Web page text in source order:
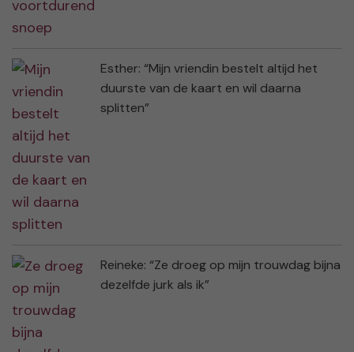
Esther: “Mijn vriendin bestelt altijd het
duurste van de kaart en wil daarna
splitten”
Reineke: “Ze droeg op mijn trouwdag bijna
dezelfde jurk als ik”